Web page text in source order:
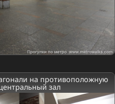
на противоположную
зал